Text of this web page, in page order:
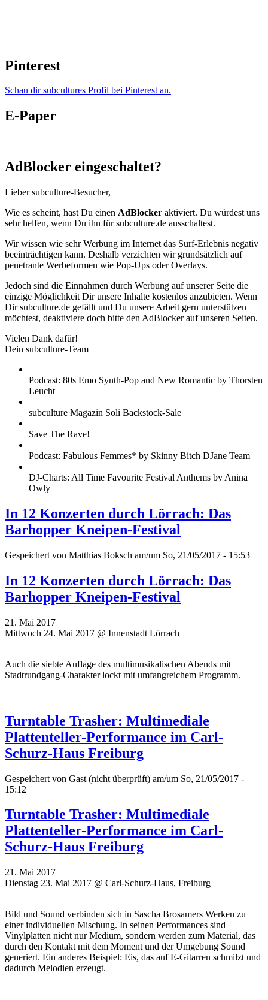
Pinterest
Schau dir subcultures Profil bei Pinterest an.
E-Paper
AdBlocker eingeschaltet?
Lieber subculture-Besucher,
Wie es scheint, hast Du einen AdBlocker aktiviert. Du würdest uns
sehr helfen, wenn Du ihn für subculture.de ausschaltest.
Wir wissen wie sehr Werbung im Internet das Surf-Erlebnis negativ
beeinträchtigen kann. Deshalb verzichten wir grundsätzlich auf
penetrante Werbeformen wie Pop-Ups oder Overlays.
Jedoch sind die Einnahmen durch Werbung auf unserer Seite die
einzige Möglichkeit Dir unsere Inhalte kostenlos anzubieten. Wenn
Dir subculture.de gefällt und Du unsere Arbeit gern unterstützen
möchtest, deaktiviere doch bitte den AdBlocker auf unseren Seiten.
Vielen Dank dafür!
Dein subculture-Team
Podcast: 80s Emo Synth-Pop and New Romantic by Thorsten
Leucht
subculture Magazin Soli Backstock-Sale
Save The Rave!
Podcast: Fabulous Femmes* by Skinny Bitch DJane Team
DJ-Charts: All Time Favourite Festival Anthems by Anina
Owly
In 12 Konzerten durch Lörrach: Das
Barhopper Kneipen-Festival
Gespeichert von Matthias Boksch am/um So, 21/05/2017 - 15:53
In 12 Konzerten durch Lörrach: Das
Barhopper Kneipen-Festival
21. Mai 2017
Mittwoch 24. Mai 2017 @ Innenstadt Lörrach
Auch die siebte Auflage des multimusikalischen Abends mit
Stadtrundgang-Charakter lockt mit umfangreichem Programm.
Turntable Trasher: Multimediale
Plattenteller-Performance im Carl-
Schurz-Haus Freiburg
Gespeichert von Gast (nicht überprüft) am/um So, 21/05/2017 -
15:12
Turntable Trasher: Multimediale
Plattenteller-Performance im Carl-
Schurz-Haus Freiburg
21. Mai 2017
Dienstag 23. Mai 2017 @ Carl-Schurz-Haus, Freiburg
Bild und Sound verbinden sich in Sascha Brosamers Werken zu
einer individuellen Mischung. In seinen Performances sind
Vinylplatten nicht nur Medium, sondern werden zum Material, das
durch den Kontakt mit dem Moment und der Umgebung Sound
generiert. Ein anderes Beispiel: Eis, das auf E-Gitarren schmilzt und
dadurch Melodien erzeugt.